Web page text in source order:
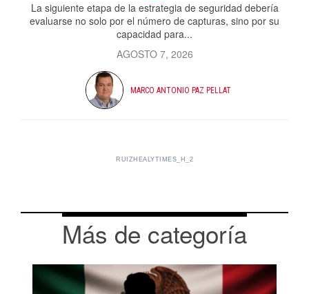
La siguiente etapa de la estrategia de seguridad debería
evaluarse no solo por el número de capturas, sino por su
capacidad para...
AGOSTO 7, 2026
MARCO ANTONIO PAZ PELLAT
RUIZHEALYTIMES_H_2
Más de categoría